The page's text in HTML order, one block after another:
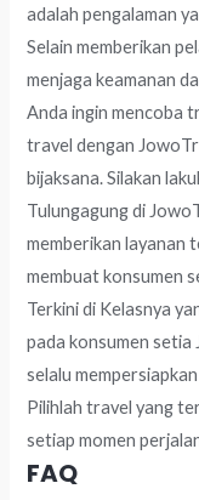
adalah pengalaman
Selain memberikan
menjaga keamanan
Anda ingin mencoba
travel dengan
bijaksana. Silakan
Tulungagung di
memberikan layanan
membuat konsumen
Terkini di Kelasnya
pada konsumen
selalu
Pilihlah travel yang
setiap momen
FAQ